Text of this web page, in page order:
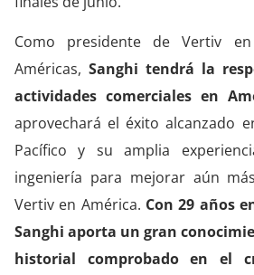
Como presidente de Vertiv
Américas, Sanghi tendrá la
actividades comerciales en
aprovechará el éxito alcanzado
Pacífico y su amplia
ingeniería para mejorar aún
Vertiv en América. Con 29 años
Sanghi aporta un gran
historial comprobado en el